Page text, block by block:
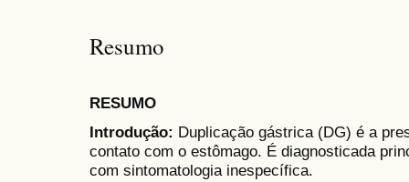
Resumo
RESUMO
Introdução: Duplicação gástrica (DG) é a
contato com o estômago. É diagnosticada
com sintomatologia inespecífica.